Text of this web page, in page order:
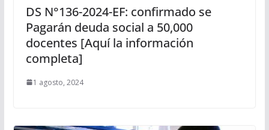
DS N°136-2024-EF: confirmado se
Pagarán deuda social a 50,000
docentes [Aquí la información
completa]
1 agosto, 2024